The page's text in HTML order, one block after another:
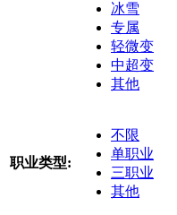
冰雪
专属
轻微变
中超变
其他
职业类型:
不限
单职业
三职业
其他